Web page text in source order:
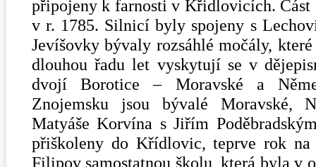
připojeny k farnosti v Křidlovicích.
v r. 1785. Silnicí byly spojeny s
Jevíšovky bývaly rozsáhlé močály,
dlouhou řadu let vyskytují se v
dvojí Borotice – Moravské a
Znojemsku jsou bývalé Moravské,
Matyáše Korvína s Jiřím
přiškoleny do Křídlovic, teprve rok
Filipov samostatnou školu, která byla v